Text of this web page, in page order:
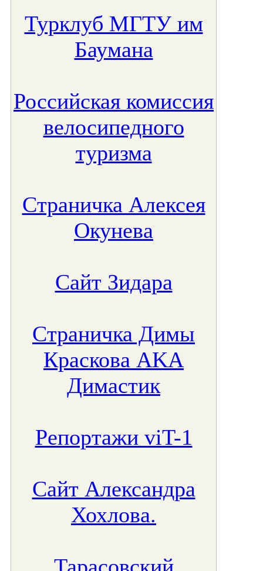
Турклуб МГТУ им
Баумана
Российская комиссия
велосипедного
туризма
Страничка Алексея
Окунева
Сайт Зидара
Страничка Димы
Краскова AKA
Димастик
Репортажи viT-1
Сайт Александра
Хохлова.